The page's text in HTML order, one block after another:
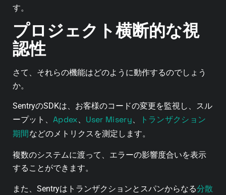
す。
プロジェクト横断的な視
認性
さて、それらの機能はどのように動作するのでしょう
か。
SentryのSDKは、お客様のコードの変更を監視し、スル
ープット、 Apdex、 User Misery、
トランザクション
期間などのメトリクスを測定します。
複数のシステムに渡って、エラーの影響度合いを表示
することができます。
また、Sentryはトランザクションとスパンからなる分散